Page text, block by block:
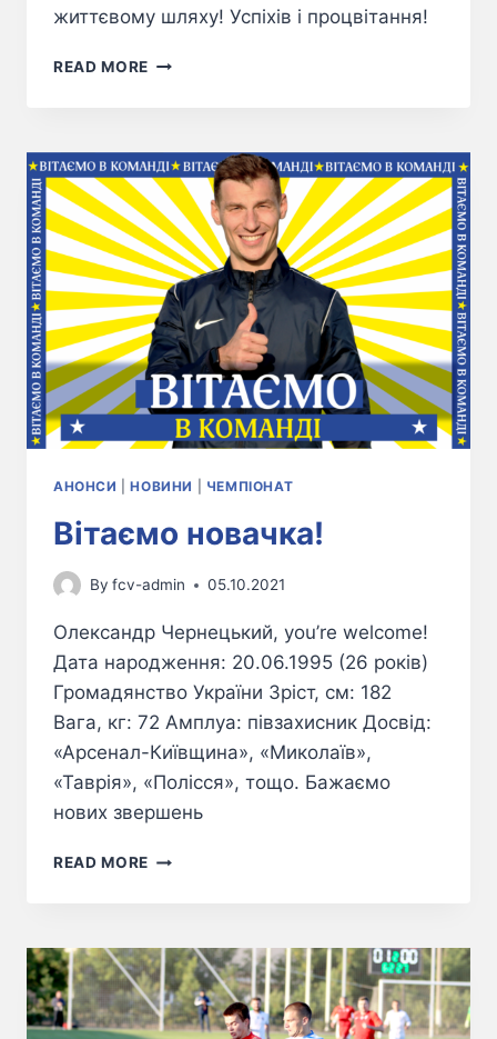
життєвому шляху! Успіхів і процвітання!
READ MORE
АНОНСИ |НОВИНИ ЧЕМПІОНАТ
Вітаємо новачка!
By fcv-admin 05.10.2021
Олександр Чернецький, you’re welcome!
Дата народження: 20.06.1995 (26 років)
Громадянство України Зріст, см: 182
Вага, кг: 72 Амплуа: півзахисник Досвід:
«Арсенал-Київщина», «Миколаїв»,
«Таврія», «Полісся», тощо. Бажаємо
нових звершень
READ MORE